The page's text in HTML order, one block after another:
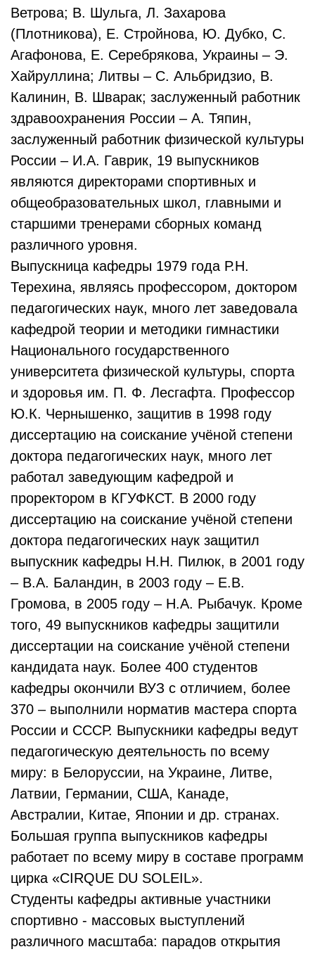
Ветрова; В. Шульга, Л. Захарова
(Плотникова), Е. Стройнова, Ю. Дубко, С.
Агафонова, Е. Серебрякова, Украины – Э.
Хайруллина; Литвы – С. Альбридзио, В.
Калинин, В. Шварак; заслуженный работник
здравоохранения России – А. Тяпин,
заслуженный работник физической культуры
России – И.А. Гаврик, 19 выпускников
являются директорами спортивных и
общеобразовательных школ, главными и
старшими тренерами сборных команд
различного уровня.
Выпускница кафедры 1979 года Р.Н.
Терехина, являясь профессором, доктором
педагогических наук, много лет заведовала
кафедрой теории и методики гимнастики
Национального государственного
университета физической культуры, спорта
и здоровья им. П. Ф. Лесгафта. Профессор
Ю.К. Чернышенко, защитив в 1998 году
диссертацию на соискание учёной степени
доктора педагогических наук, много лет
работал заведующим кафедрой и
проректором в КГУФКСТ. В 2000 году
диссертацию на соискание учёной степени
доктора педагогических наук защитил
выпускник кафедры Н.Н. Пилюк, в 2001 году
– В.А. Баландин, в 2003 году – Е.В.
Громова, в 2005 году – Н.А. Рыбачук. Кроме
того, 49 выпускников кафедры защитили
диссертации на соискание учёной степени
кандидата наук. Более 400 студентов
кафедры окончили ВУЗ с отличием, более
370 – выполнили норматив мастера спорта
России и СССР. Выпускники кафедры ведут
педагогическую деятельность по всему
миру: в Белоруссии, на Украине, Литве,
Латвии, Германии, США, Канаде,
Австралии, Китае, Японии и др. странах.
Большая группа выпускников кафедры
работает по всему миру в составе программ
цирка «CIRQUE DU SOLEIL».
Студенты кафедры активные участники
спортивно - массовых выступлений
различного масштаба: парадов открытия